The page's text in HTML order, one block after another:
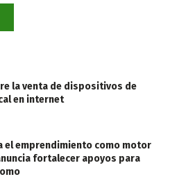
la venta de dispositivos de
en internet
el emprendimiento como motor
fortalecer apoyos para